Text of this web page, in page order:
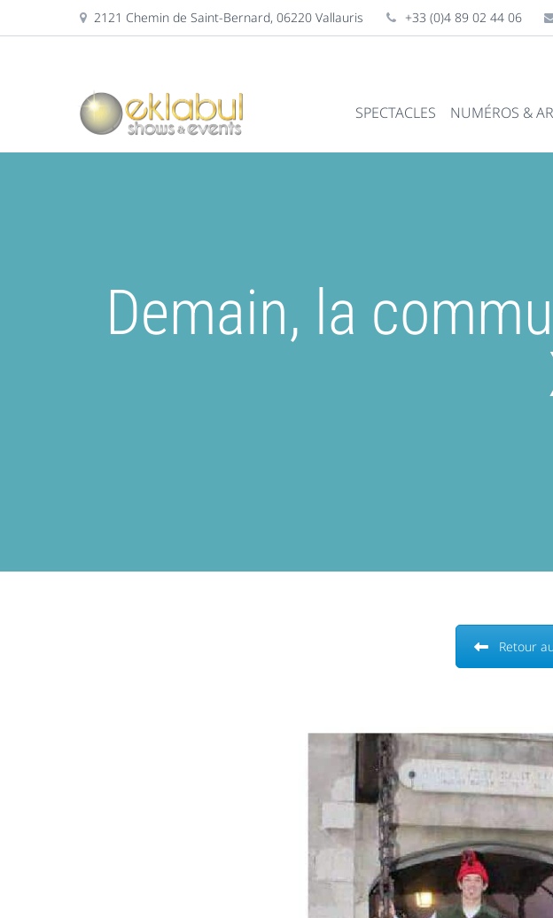
2121 Chemin de Saint-Bernard, 06220 Vallauris +33 (0)4 89 02 44 06
SPECTACLES NUMÉROS &
Demain, la
Retour